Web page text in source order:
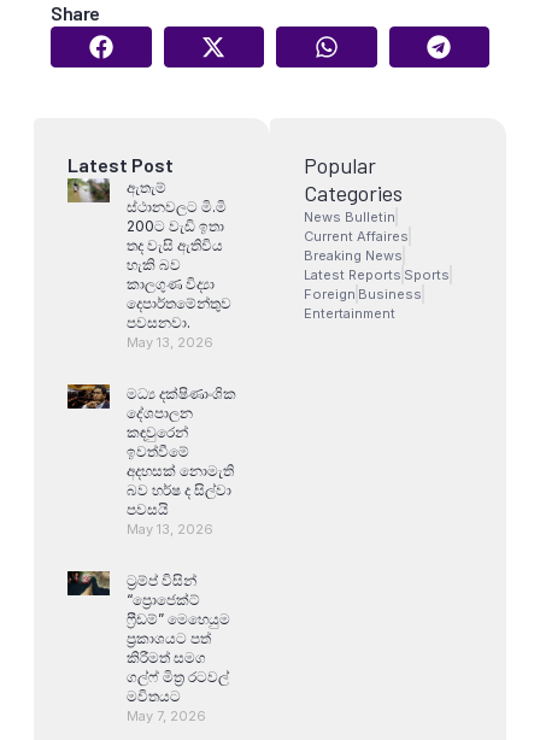
Share
Latest Post
ඇතැම්
ස්ථානවලට මි.මි
200ට වැඩි ඉතා
තද වැසි ඇතිවිය
හැකි බව
කාලගුණ විද්‍යා
දෙපාර්තමේන්තුව
පවසනවා.
May 13, 2026
මධ්‍ය දක්ෂිණාංශික
දේශපාලන
කඳවුරෙන්
ඉවත්වීමේ
අදහසක් නොමැති
බව හර්ෂ ද සිල්වා
පවසයි
May 13, 2026
ට්‍රම්ප් විසින්
“ප්‍රොජෙක්ට්
ෆ්‍රීඩම්” මෙහෙයුම
ප්‍රකාශයට පත්
කිරීමත් සමග
ගල්ෆ් මිත්‍ර රටවල්
මවිතයට
May 7, 2026
Popular
Categories
News Bulletin
Current Affaires
Breaking News
Latest Reports Sports
Foreign Business
Entertainment